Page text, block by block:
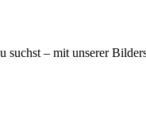
suchst – mit unserer